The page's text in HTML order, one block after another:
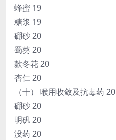
蜂蜜 19
糖浆 19
硼砂 20
蜀葵 20
款冬花 20
杏仁 20
（十） 喉用收敛及抗毒药 20
硼砂 20
明矾 20
没药 20